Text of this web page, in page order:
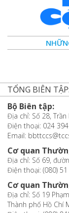
TỔNG BIÊN
Bộ Biên tập:
Địa chỉ: Số 28,
Điện thoại: 024
Email:
Cơ quan
Địa chỉ: Số 69,
Điện thoại: (080) 51
Cơ quan
Địa chỉ: Số 19
Thành phố Hồ Chí